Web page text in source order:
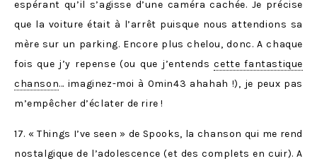
espérant qu’il s’agisse d’une caméra cachée. Je précise
que la voiture était à l’arrêt puisque nous attendions sa
mère sur un parking. Encore plus chelou, donc. A chaque
fois que j’y repense (ou que j’entendscette fantastique
chanson… imaginez-moi à 0min43 ahahah !), je peux pas
m’empêcher d’éclater de rire !
17. « Things I’ve seen » de Spooks, la chanson qui me rend
nostalgique de l’adolescence (et des complets en cuir). A